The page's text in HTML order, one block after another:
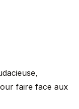
faire face aux